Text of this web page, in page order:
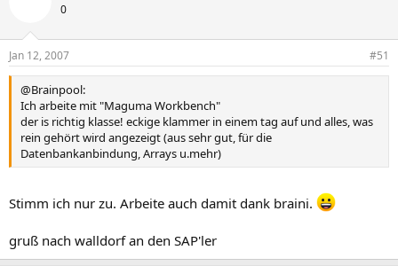
0
Jan 12, 2007 #51
@Brainpool:
Ich arbeite mit "Maguma Workbench"
der is richtig klasse! eckige klammer in einem tag auf und alles, was
rein gehört wird angezeigt (aus sehr gut, für die
Datenbankanbindung, Arrays u.mehr)
Stimm ich nur zu. Arbeite auch damit dank braini.
gruß nach walldorf an den SAP'ler